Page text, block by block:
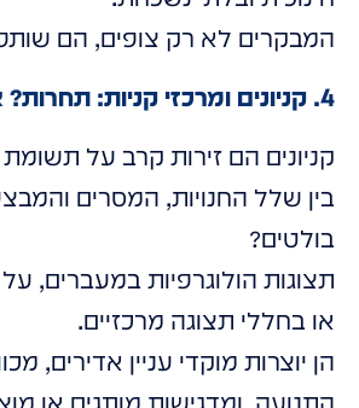
המבקרים לא רק צופים, הם
4. קניונים ומרכזי קניות: תחרות? איזו תחרות?
קניונים הם זירות קרב על
בין שלל החנויות, המסרים
בולטים?
תצוגות הולוגרפיות במעברים,
או בחללי תצוגה מרכזיים.
הן יוצרות מוקדי עניין אדירים,